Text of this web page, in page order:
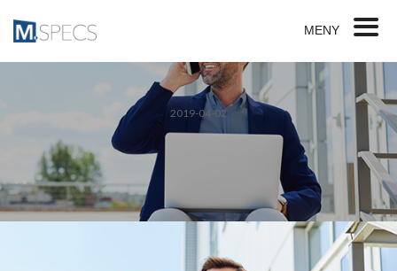
2019-04-02
MENY